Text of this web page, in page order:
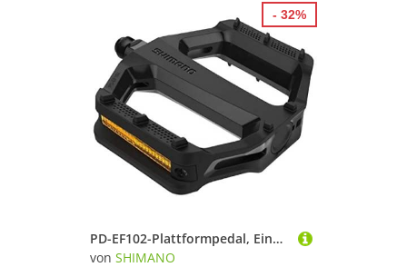
PD-EF102-Plattformpedal, Einheitsgröße
von SHIMANO
- 32%